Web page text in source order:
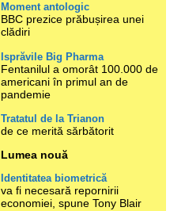
Moment antologic
BBC prezice prăbușirea unei
clădiri
Isprăvile Big Pharma
Fentanilul a omorât 100.000 de
americani în primul an de
pandemie
Tratatul de la Trianon
de ce merită sărbătorit
Lumea nouă
Identitatea biometrică
va fi necesară repornirii
economiei, spune Tony Blair